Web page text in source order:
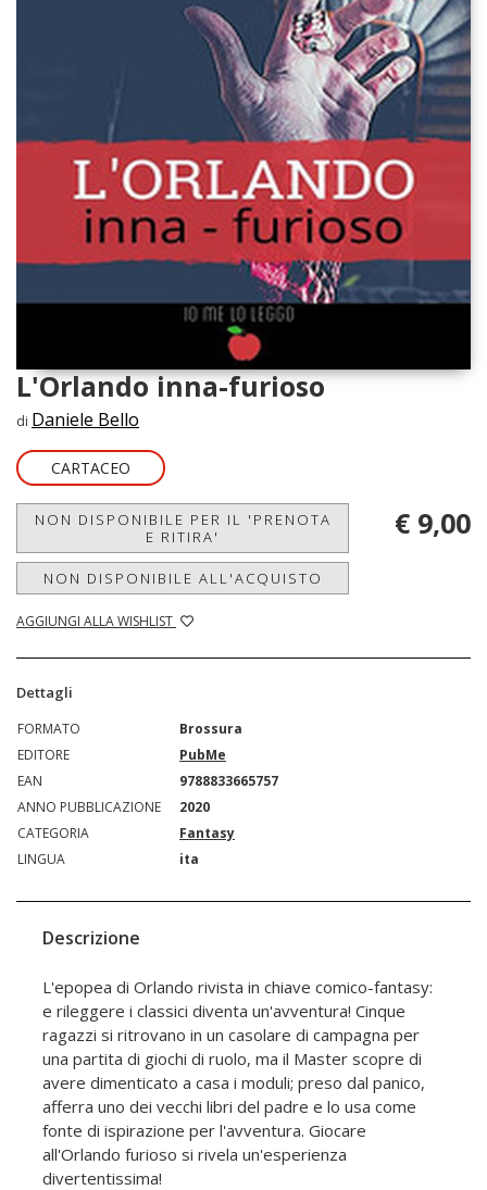
L'Orlando inna-furioso
di Daniele Bello
CARTACEO
NON DISPONIBILE PER IL 'PRENOTA
E RITIRA'
NON DISPONIBILE ALL'ACQUISTO
AGGIUNGI ALLA WISHLIST
€ 9,00
Dettagli
FORMATO
Brossura
EDITORE
PubMe
EAN
9788833665757
ANNO PUBBLICAZIONE
2020
CATEGORIA
Fantasy
LINGUA
ita
Descrizione
L'epopea di Orlando rivista in chiave comico-fantasy:
e rileggere i classici diventa un'avventura! Cinque
ragazzi si ritrovano in un casolare di campagna per
una partita di giochi di ruolo, ma il Master scopre di
avere dimenticato a casa i moduli; preso dal panico,
afferra uno dei vecchi libri del padre e lo usa come
fonte di ispirazione per l'avventura. Giocare
all'Orlando furioso si rivela un'esperienza
divertentissima!